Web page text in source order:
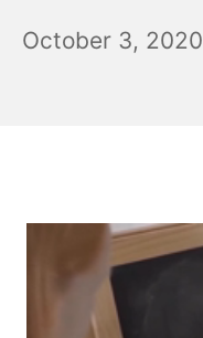
October 3, 2020